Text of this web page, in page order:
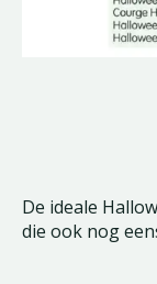
De ideale
die ook nog